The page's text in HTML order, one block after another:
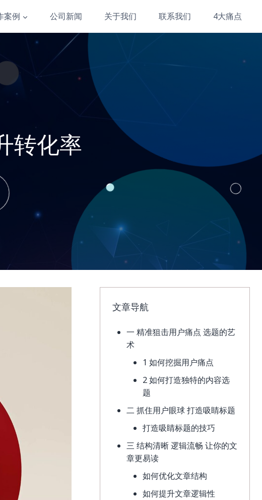
案例 公司新闻 关于我们 联系我们 4大痛点
转化率
文章导航
一 精准狙击用户痛点 选题的艺
术
1 如何挖掘用户痛点
2 如何打造独特的内容选
题
二 抓住用户眼球 打造吸睛标题
打造吸睛标题的技巧
三 结构清晰 逻辑流畅 让你的文
章更易读
如何优化文章结构
如何提升文章逻辑性